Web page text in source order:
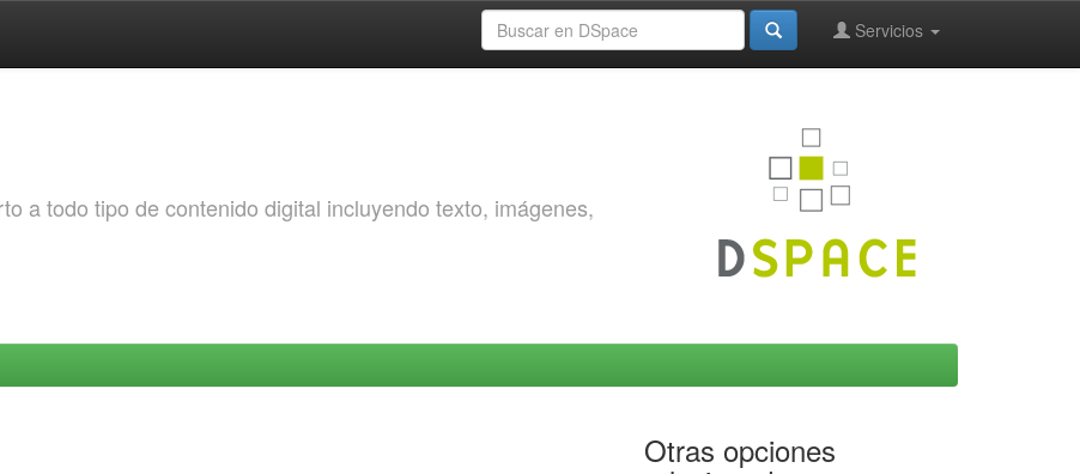
Servicios
a todo tipo de contenido digital incluyendo texto, imágenes,
Otras opciones